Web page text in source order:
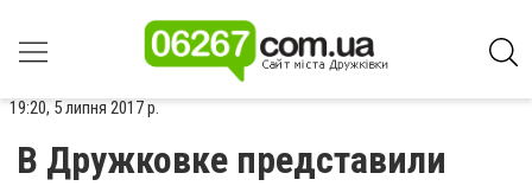
19:20, 5 липня 2017 р.
В Дружковке представили